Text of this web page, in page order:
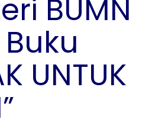
BUMN
UNTUK